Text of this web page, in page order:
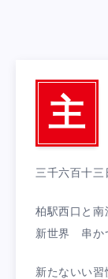
主
三千六百十
柏駅西口と
新世界 串か
新たないい